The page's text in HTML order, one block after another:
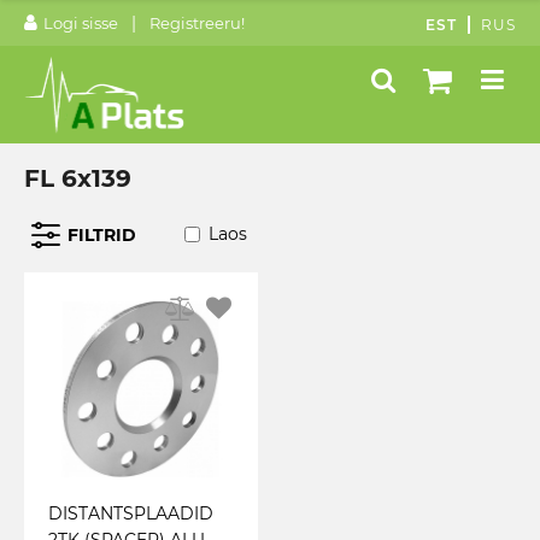
Logi sisse | Registreeru! EST RUS
FL 6x139
FILTRID Laos
DISTANTSPLAADID